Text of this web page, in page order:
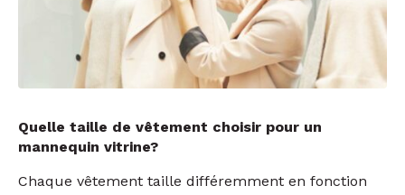
Quelle taille de vêtement choisir pour un
mannequin vitrine?